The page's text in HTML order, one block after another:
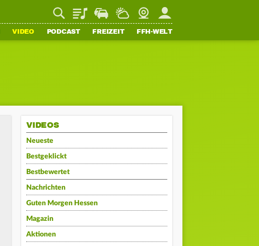
PlaylistStaupilotWetterWebcamMein FFH
VIDEO PODCAST FREIZEIT FFH-WELT
VIDEOS
Neueste
Bestgeklickt
Bestbewertet
Nachrichten
Guten Morgen Hessen
Magazin
Aktionen